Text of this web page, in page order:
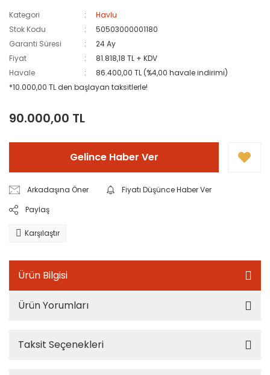
Kategori
Havlu
Stok Kodu
50503000001180
Garanti Süresi
24 Ay
Fiyat
81.818,18 TL + KDV
Havale
86.400,00 TL (%4,00 havale indirimi)
*10.000,00 TL den başlayan taksitlerle!
90.000,00 TL
Gelince Haber Ver
Arkadaşına Öner
Fiyatı Düşünce Haber Ver
Paylaş
Karşılaştır
Ürün Bilgisi
Ürün Yorumları
Taksit Seçenekleri